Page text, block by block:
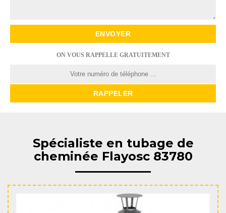
ON VOUS RAPPELLE GRATUITEMENT
Spécialiste en tubage de
cheminée Flayosc 83780